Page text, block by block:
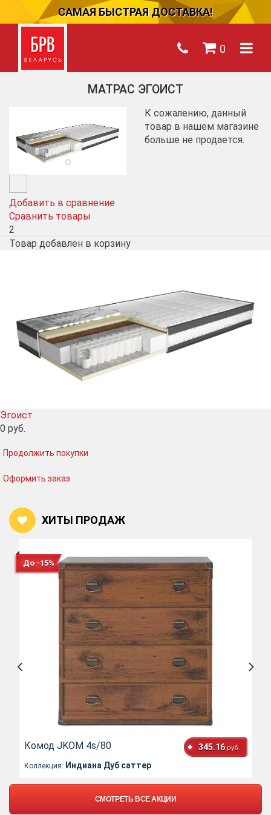
САМАЯ БЫСТРАЯ ДОСТАВКА!
0
МАТРАС ЭГОИСТ
Добавить в сравнение
Сравнить товары
2
К сожалению, данный
товар в нашем магазине
больше не продается.
Товар добавлен в корзину
Эгоист
0 руб.
Продолжить покупки
Оформить заказ
ХИТЫ ПРОДАЖ
До -15%
Комод JKOM 4s/80 345.16 руб.
Коллекция: Индиана Дуб саттер
СМОТРЕТЬ ВСЕ АКЦИИ